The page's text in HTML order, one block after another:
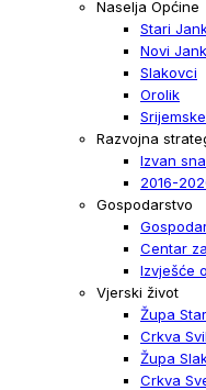
Naselja Općine
Stari
Novi
Slakovci
Orolik
Razvojna
Izvan
2016-
Gospodarstvo
Centar
Izvješće
Vjerski život
Župa
Crkva
Župa
Crkva